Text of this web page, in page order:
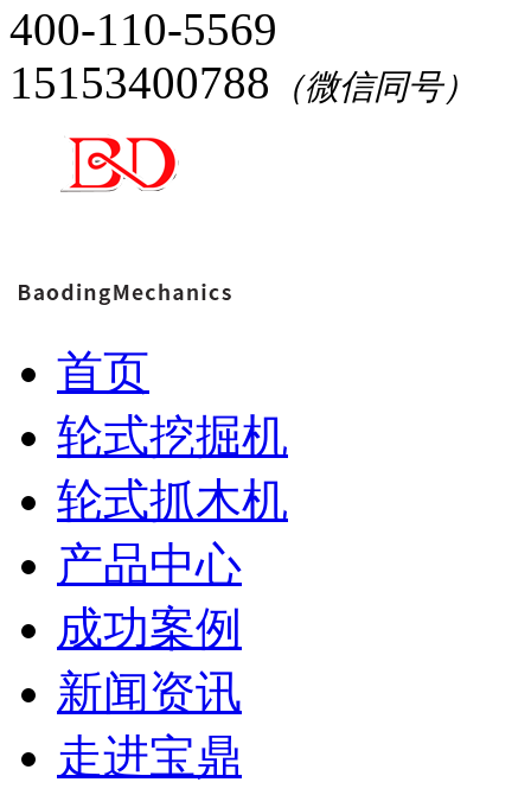
400-110-5569
15153400788 （微信同号）
首页
轮式挖掘机
轮式抓木机
产品中心
成功案例
新闻资讯
走进宝鼎